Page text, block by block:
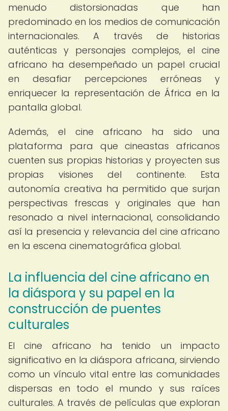
menudo distorsionadas que han
predominado en los medios de comunicación
internacionales. A través de historias
auténticas y personajes complejos, el cine
africano ha desempeñado un papel crucial
en desafiar percepciones erróneas y
enriquecer la representación de África en la
pantalla global.
Además, el cine africano ha sido una
plataforma para que cineastas africanos
cuenten sus propias historias y proyecten sus
propias visiones del continente. Esta
autonomía creativa ha permitido que surjan
perspectivas frescas y originales que han
resonado a nivel internacional, consolidando
así la presencia y relevancia del cine africano
en la escena cinematográfica global.
La influencia del cine africano en
la diáspora y su papel en la
construcción de puentes
culturales
El cine africano ha tenido un impacto
significativo en la diáspora africana, sirviendo
como un vínculo vital entre las comunidades
dispersas en todo el mundo y sus raíces
culturales. A través de películas que exploran